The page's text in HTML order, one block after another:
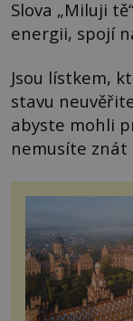
Slova „Miluji
energii, spojí
Jsou lístkem,
stavu
abyste mohli
nemusíte